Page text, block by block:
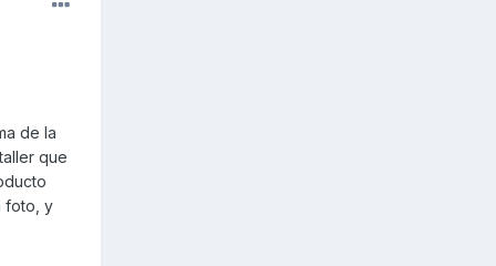
de la
que
foto, y